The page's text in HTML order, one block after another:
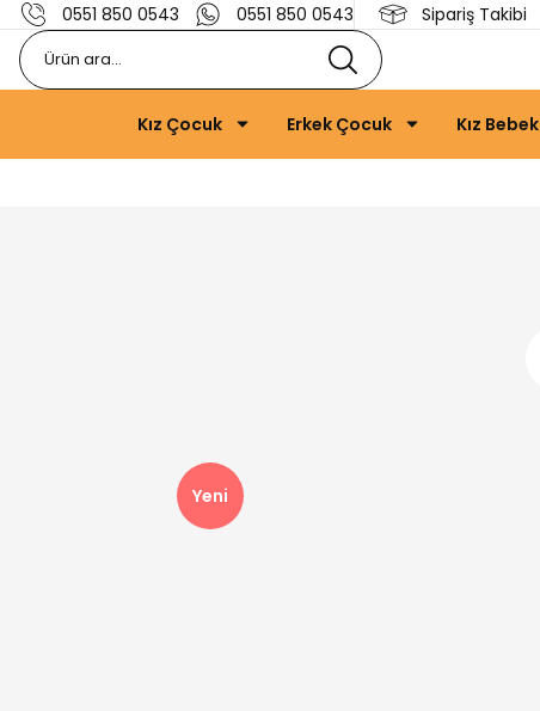
0551 850 0543 0551 850 0543 Sipariş Takibi
Kız Çocuk Erkek Çocuk Kız Bebek
Yeni